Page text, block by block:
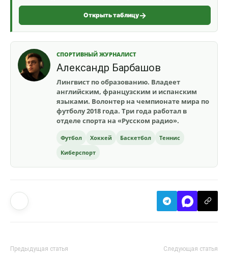
Открыть таблицу
СПОРТИВНЫЙ ЖУРНАЛИСТ
Александр Барбашов
Лингвист по образованию. Владеет
английским, французским и испанским
языками. Волонтер на чемпионате мира по
футболу 2018 года. Три года работал в
отделе спорта на «Русском радио».
Футбол Хоккей Баскетбол
Теннис
Киберспорт
Предыдущая статья Следующая статья